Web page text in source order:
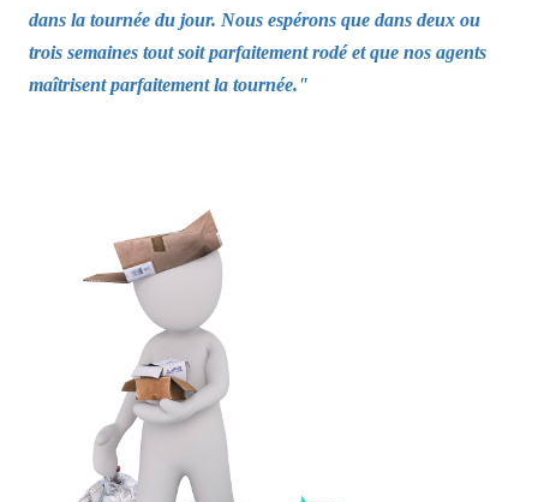
dans la tournée du jour. Nous espérons que dans deux ou
trois semaines tout soit parfaitement rodé et que nos agents
maîtrisent parfaitement la tournée."